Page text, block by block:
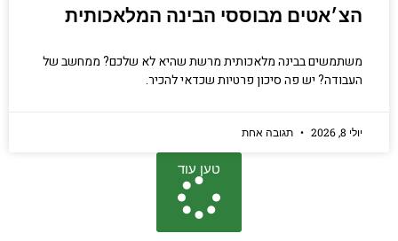
הצ׳אטים מבוססי הבינה המלאכותית
משתמשים בבינה מלאכותית מרשת שהיא לא שלכם? ממחשב של
העבודה? יש פה סיכון פרטיות שכדאי להכיר.
יולי 8, 2026 תגובה אחת
טען עוד